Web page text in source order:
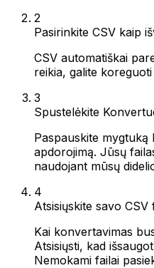
2
Pasirinkite CSV kaip
CSV automatiškai
reikia, galite
3
Spustelėkite
Paspauskite
apdorojimą. Jūsų
naudojant mūsų
4
Atsisiųskite savo CSV
Kai konvertavimas
Atsisiųsti, kad
Nemokami failai